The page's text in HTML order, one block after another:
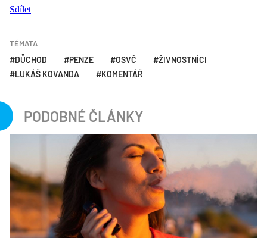
Sdílet
TÉMATA
DŮCHOD PENZE OSVČ
ŽIVNOSTNÍCI
LUKÁŠ KOVANDA
KOMENTÁŘ
PODOBNÉ ČLÁNKY